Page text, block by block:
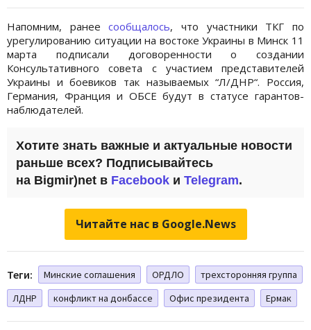
Напомним, ранеесообщалось, что участники ТКГ по
урегулированию ситуации на востоке Украины в Минск 11
марта подписали договоренности о создании
Консультативного совета с участием представителей
Украины и боевиков так называемых “Л/ДНР“. Россия,
Германия, Франция и ОБСЕ будут в статусе гарантов-
наблюдателей.
Хотите знать важные и актуальные новости
раньше всех? Подписывайтесь
на Bigmir)net в Facebook и Telegram.
Читайте нас в Google.News
Теги: Минские соглашения ОРДЛО
трехсторонняя группа
ЛДНР
конфликт на донбассе Офис президента Ермак